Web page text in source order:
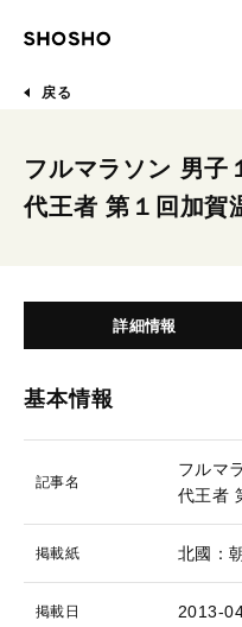
戻る
フルマラソン 男子
代王者 第１回加賀
詳細情報
基本情報
記事名
フルマ
代王者
掲載紙 北國：
掲載日 2013-